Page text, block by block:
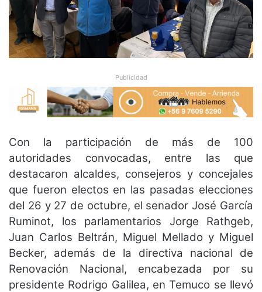
Publicidad
Con la participación de más de 100
autoridades convocadas, entre las que
destacaron alcaldes, consejeros y concejales
que fueron electos en las pasadas elecciones
del 26 y 27 de octubre, el senador José García
Ruminot, los parlamentarios Jorge Rathgeb,
Juan Carlos Beltrán, Miguel Mellado y Miguel
Becker, además de la directiva nacional de
Renovación Nacional, encabezada por su
presidente Rodrigo Galilea, en Temuco se llevó